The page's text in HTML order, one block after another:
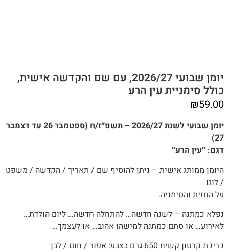
יומן שבועי 2026/27, עם שם והקדשה אישית,
כולל סימניית עין הרע
₪59.00
יומן שבועי לשנת 2026/27 – תשפ״ז/ח (ספטמבר 26 עד דצמבר
27)
דגם: ״עין הרע״
היומן ממותג אישית – ניתן להוסיף שם / תאריך / הקדשה / משפט
/ לוגו
על החזית והסימניה.
נפלא כמתנה – לשנה חדשה… להתחלה חדשה… ליום הולדת…
לאירוע… או סתם כמתנה למישהו אהוב… או לעצמך…
כריכת קרטון קשיח 650 גרם בצבע: אפור / חום / לבן